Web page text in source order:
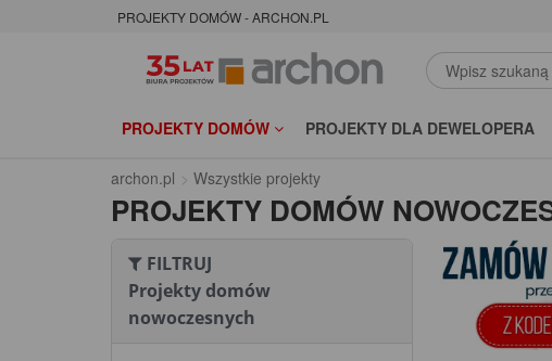
PROJEKTY DOMÓW - ARCHON.PL
PROJEKTY DOMÓW PROJEKTY DLA DEWELOPERA
archon.pl Wszystkie projekty
PROJEKTY DOMÓW
FILTRUJ
Projekty domów
nowoczesnych